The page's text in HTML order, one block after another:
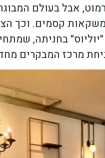
אבל בעולם
קסמים. וכך
בחניתה,
מרכז המבקרים